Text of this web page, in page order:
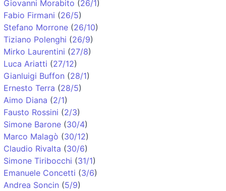
Giovanni Morabito (26/1)
Fabio Firmani (26/5)
Stefano Morrone (26/10)
Tiziano Polenghi (26/9)
Mirko Laurentini (27/8)
Luca Ariatti (27/12)
Gianluigi Buffon (28/1)
Ernesto Terra (28/5)
Aimo Diana (2/1)
Fausto Rossini (2/3)
Simone Barone (30/4)
Marco Malagò (30/12)
Claudio Rivalta (30/6)
Simone Tiribocchi (31/1)
Emanuele Concetti (3/6)
Andrea Soncin (5/9)